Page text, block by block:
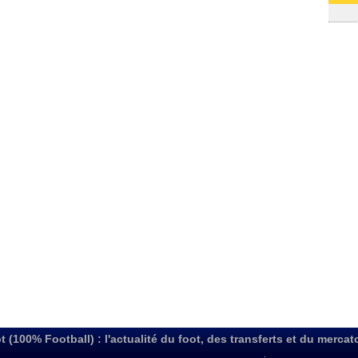
(100% Football) : l'actualité du foot, des transferts et du